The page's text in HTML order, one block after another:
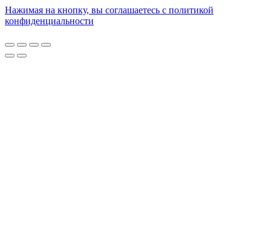
Нажимая на кнопку, вы соглашаетесь с политикой
конфиденциальности